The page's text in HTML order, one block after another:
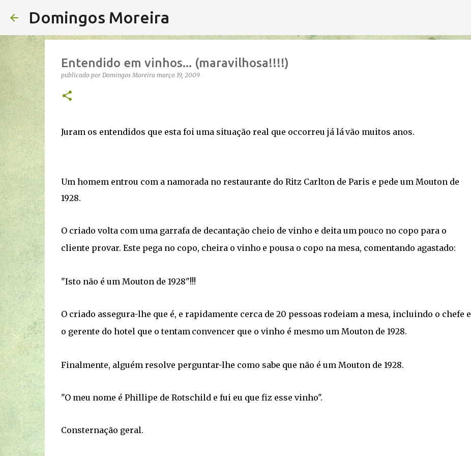
Domingos Moreira
Entendido em vinhos... (maravilhosa!!!!)
publicado por Domingos Moreira março 19, 2009
Juram os entendidos que esta foi uma situação real que occorreu já lávão muitos anos.
Um homem entrou com a namorada no restaurante do Ritz Carlton de Paris e pede um Mouton de
1928.
O criado volta com uma garrafa de decantação cheio de vinho e deita um pouco no copo para o
cliente provar. Este pega no copo, cheira o vinho e pousa o copo na mesa, comentando agastado:
"Isto não é um Mouton de 1928"!!!
O criado assegura-lhe que é, e rapidamente cerca de 20 pessoas rodeiam a mesa, incluindo o chefe e
o gerente do hotel que o tentam convencer que o vinho é mesmo um Mouton de 1928.
Finalmente, alguém resolve perguntar-lhe como sabe que não é um Mouton de 1928.
"O meu nome é Phillipe de Rotschild e fui eu que fiz esse vinho".
Consternação geral.